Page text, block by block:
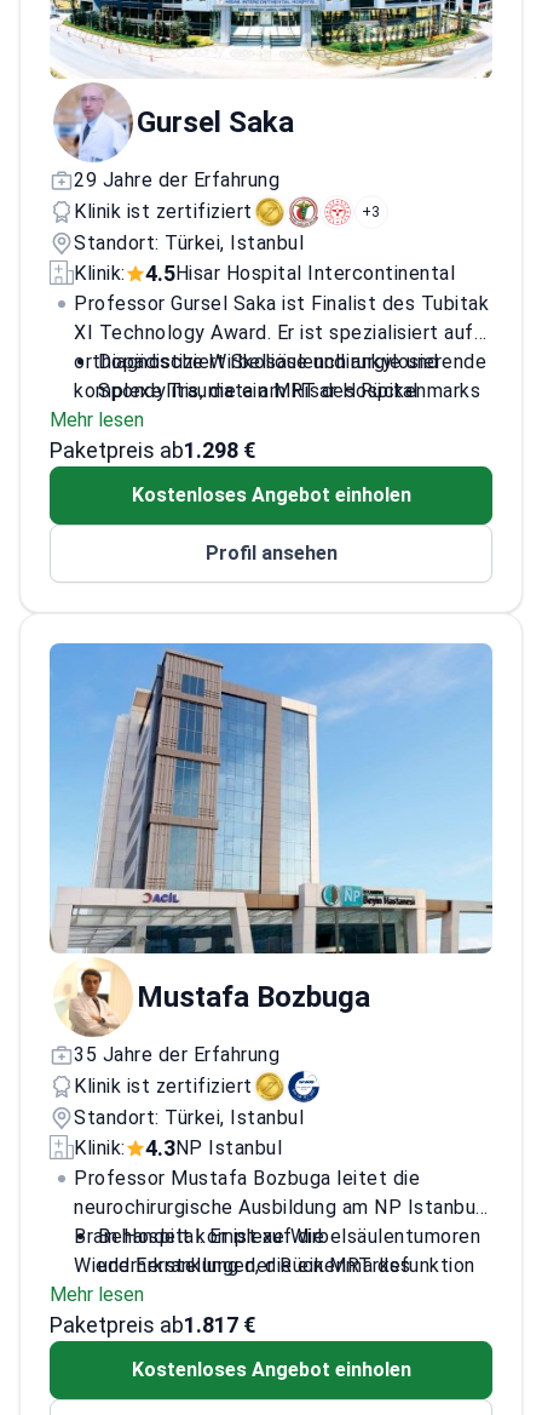
Gursel Saka
29 Jahre der Erfahrung
Klinik ist zertifiziert
+3
Standort: Türkei, Istanbul
Klinik:
4.5Hisar Hospital Intercontinental
Professor Gursel Saka ist Finalist des Tubitak
XI Technology Award. Er ist spezialisiert auf
orthopädische Wirbelsäulenchirurgie und
komplexe Traumata am Hisar Hospital
Intercontinental.
Diagnostiziert Skoliose und ankylosierende
Spondylitis, die ein MRT des Rückenmarks
erfordern
Experte für die Behandlung von
Wirbelsäulendeformitäten
Ehemaliger außerordentlicher Professor am
Ausbildungs- und Forschungskrankenhaus
Verwendet Robotertechnologie für
hochpräzise Gelenk- und Knocheneingriffe
Spezialist für die Reparatur von Becken-
und Hüftpfannenfrakturen
Mehr lesen
Paketpreis ab1.298 €
Kostenloses Angebot einholen
Profil ansehen
Mustafa Bozbuga
35 Jahre der Erfahrung
Klinik ist zertifiziert
Standort: Türkei, Istanbul
Klinik:
4.3NP Istanbul
Professor Mustafa Bozbuga leitet die
neurochirurgische Ausbildung am NP Istanbul
Brain Hospital. Er ist auf die
Wiederherstellung der Rückenmarksfunktion
durch fortschrittliche chirurgische und
diagnostische Techniken spezialisiert.
Behandelt komplexe Wirbelsäulentumoren
und Erkrankungen, die ein MRT des
Rückenmarks erfordern
Führt Laminektomien und
von Rücken- und Nackenschmerzen durch
Mehr lesen
Paketpreis ab1.817 €
Kostenloses Angebot einholen